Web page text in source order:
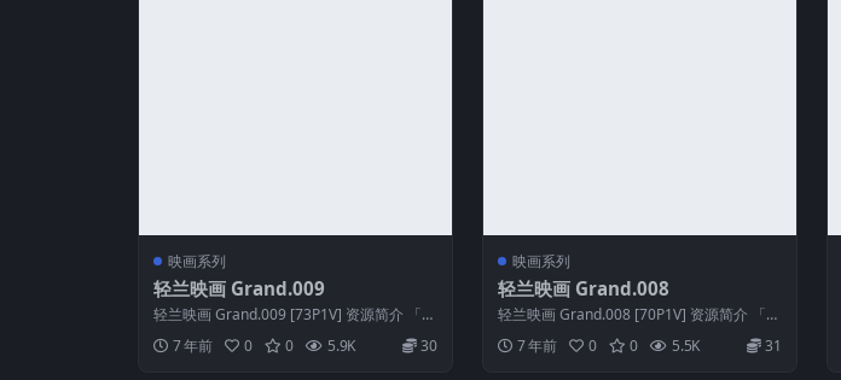
映画系列
轻兰映画 Grand.009
轻兰映画 Grand.009 [73P1V] 资源简介 「资
源名称」：轻兰映画 ...
7 年前 0 0 5.9K 30
映画系列
轻兰映画 Grand.008
轻兰映画 Grand.008 [70P1V] 资源简介 「资
源名称」：轻兰映画 ...
7 年前 0 0 5.5K 31